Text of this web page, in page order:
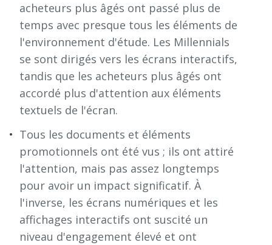
acheteurs plus âgés ont passé plus de
temps avec presque tous les éléments de
l'environnement d'étude. Les Millennials
se sont dirigés vers les écrans interactifs,
tandis que les acheteurs plus âgés ont
accordé plus d'attention aux éléments
textuels de l'écran.
Tous les documents et éléments
promotionnels ont été vus ; ils ont attiré
l'attention, mais pas assez longtemps
pour avoir un impact significatif. À
l'inverse, les écrans numériques et les
affichages interactifs ont suscité un
niveau d'engagement élevé et ont